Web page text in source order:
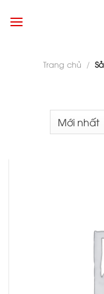
Trang chủ /